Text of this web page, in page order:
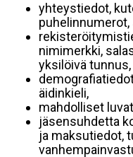
yhteystiedot,
nimimerkki,
yksilöivä tunnus,
äidinkieli,
mahdolliset
jäsensuhdetta
ja maksutiedot,